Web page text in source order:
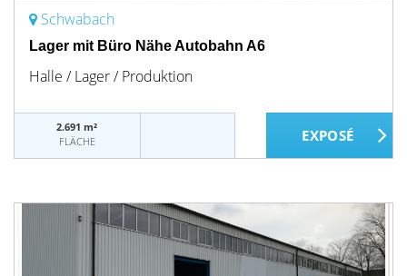
Schwabach
Lager mit Büro Nähe Autobahn A6
Halle / Lager / Produktion
2.691 m²
FLÄCHE